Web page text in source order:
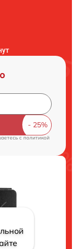
cполитикой